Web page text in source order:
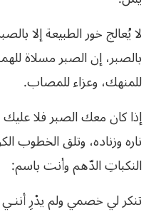
لايُعالجخورالطبيعةإلا
بالصبر،إنالصبرمسلاة
للمنهك، وعزاءللمصاب.
إذاكانمعكالصبرفلاعليك
نارهوزناده، وتلقالخطوب
النكباتِالدّهموأنتباسم:
تنكرليخصميولميدْرِأننـي